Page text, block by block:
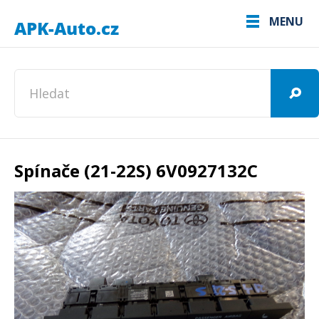
MENU
Spínače (21-22S) 6V0927132C